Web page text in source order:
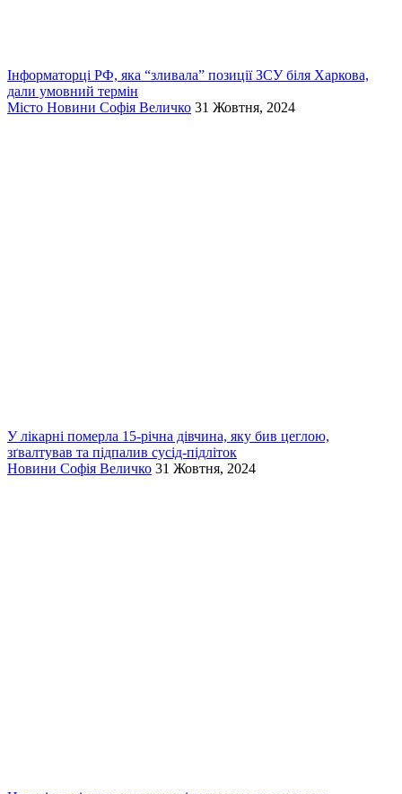
Інформаторці РФ, яка “зливала” позиції ЗСУ біля Харкова,
дали умовний термін
Місто Новини Софія Величко 31 Жовтня, 2024
У лікарні померла 15-річна дівчина, яку бив цеглою,
зґвалтував та підпалив сусід-підліток
Новини Софія Величко 31 Жовтня, 2024